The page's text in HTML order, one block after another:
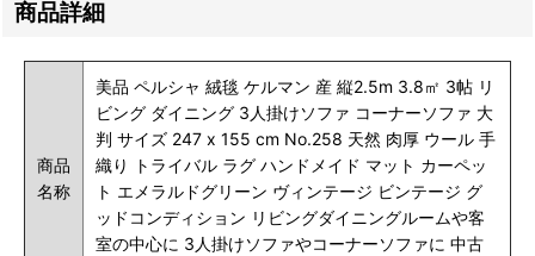
商品詳細
商品
名称
美品 ペルシャ 絨毯 ケルマン 産 縦2.5m 3.8㎡ 3帖 リ
ビング ダイニング 3人掛けソファ コーナーソファ 大
判 サイズ 247 x 155 cm No.258 天然 肉厚 ウール 手
織り トライバル ラグ ハンドメイド マット カーペッ
ト エメラルドグリーン ヴィンテージ ビンテージ グ
ッドコンディション リビングダイニングルームや客
室の中心に 3人掛けソファやコーナーソファに 中古